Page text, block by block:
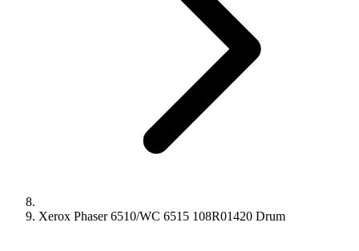
Xerox Phaser 6510/WC 6515 108R01420 Drum